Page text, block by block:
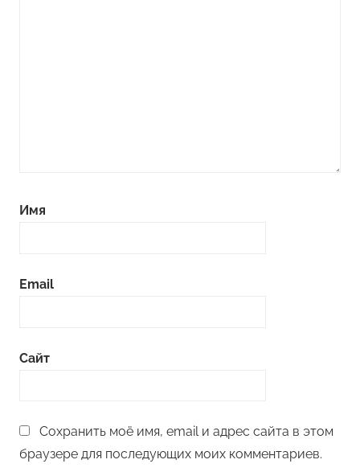
Имя
Email
Сайт
Сохранить моё имя, email и адрес сайта в этом
браузере для последующих моих комментариев.